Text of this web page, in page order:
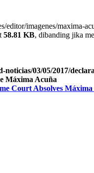
imagenes/maxima-
58.81 KB, dibanding jika
03/05/2017/
Máxima Acuña
Court Absolves Máxima